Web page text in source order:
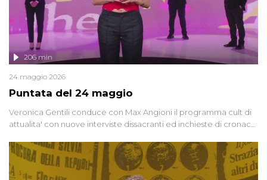
Puntata del 24 maggio
206 min
24 maggio 2026
Veronica Gentili conduce con Max Angioni il programma cult di
attualita' con nuove interviste dissacranti ed inchieste di cronaca